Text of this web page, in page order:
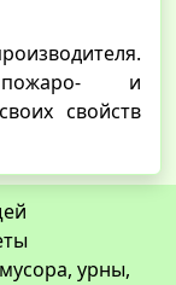
и
свойств
урны,